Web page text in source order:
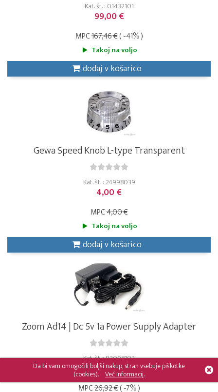
Kat. št. : 01432101
99,00 €
MPC167,46 €( -41% )
Takoj na voljo
dodaj v košarico
Gewa Speed Knob L-type Transparent
Kat. št. : 24998039
4,00 €
MPC4,00 €
Takoj na voljo
dodaj v košarico
Zoom Ad14 | Dc 5v 1a Power Supply Adapter
Kat. št. : 92098102
25,00 €
MPC26,92 €( -7% )
Da bi vam omogočili boljši nakup, stran vsebuje piškotke
(cookies). Več informacij.